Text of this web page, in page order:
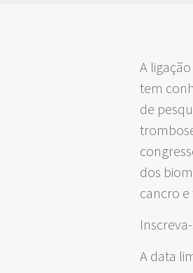
A
tem
de
dos
cancro
A data